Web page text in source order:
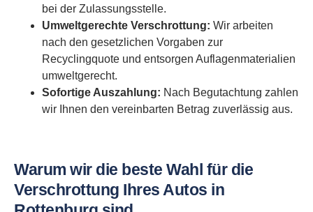
bei der Zulassungsstelle.
Umweltgerechte Verschrottung: Wir arbeiten
nach den gesetzlichen Vorgaben zur
Recyclingquote und entsorgen Auflagenmaterialien
umweltgerecht.
Sofortige Auszahlung: Nach Begutachtung zahlen
wir Ihnen den vereinbarten Betrag zuverlässig aus.
Warum wir die beste Wahl für die
Verschrottung Ihres Autos in